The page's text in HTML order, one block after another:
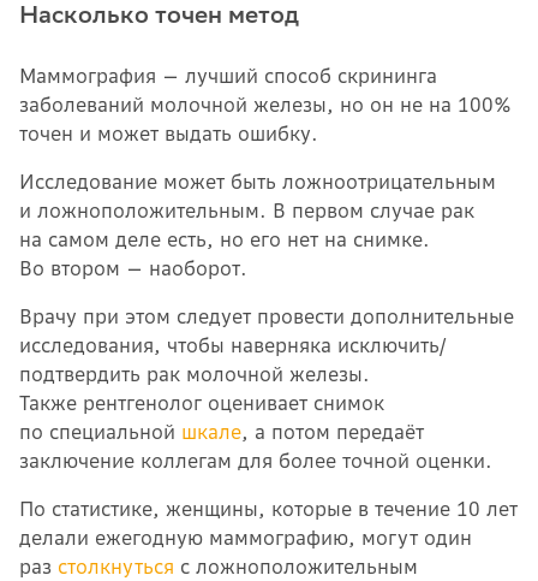
Насколько точен метод
Маммография — лучший способ скрининга
заболеваний молочной железы, но он не на 100%
точен и может выдать ошибку.
Исследование может быть ложноотрицательным
и ложноположительным. В первом случае рак
на самом деле есть, но его нет на снимке.
Во втором — наоборот.
Врачу при этом следует провести дополнительные
исследования, чтобы наверняка исключить/
подтвердить рак молочной железы.
Также рентгенолог оценивает снимок
по специальной шкале, а потом передаёт
заключение коллегам для более точной оценки.
По статистике, женщины, которые в течение 10 лет
делали ежегодную маммографию, могут один
раз столкнуться с ложноположительным